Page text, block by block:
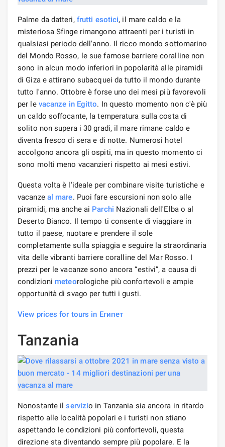
Palme da datteri, frutti esotici, il mare caldo e la
misteriosa Sfinge rimangono attraenti per i turisti in
qualsiasi periodo dell'anno. Il ricco mondo sottomarino
del Mondo Rosso, le sue famose barriere coralline non
sono in alcun modo inferiori in popolarità alle piramidi
di Giza e attirano subacquei da tutto il mondo durante
tutto l'anno. Ottobre è forse uno dei mesi più favorevoli
per le vacanze in Egitto. In questo momento non c'è più
un caldo soffocante, la temperatura sulla costa di
solito non supera i 30 gradi, il mare rimane caldo e
diventa fresco di sera e di notte. Numerosi hotel
accolgono ancora gli ospiti, ma in questo momento ci
sono molti meno vacanzieri rispetto ai mesi estivi.
Questa volta è l'ideale per combinare visite turistiche e
vacanze al mare. Puoi fare escursioni non solo alle
piramidi, ma anche ai Parchi Nazionali dell'Elba o al
Deserto Bianco. Il tempo ti consente di viaggiare in
tutto il paese, nuotare e prendere il sole
completamente sulla spiaggia e seguire la straordinaria
vita delle vibranti barriere coralline del Mar Rosso. I
prezzi per le vacanze sono ancora “estivi”, a causa di
condizioni meteorologiche più confortevoli e ampie
opportunità di svago per tutti i gusti.
View prices for tours in Египет
Tanzania
Nonostante ilservizio in Tanzania sia ancora in ritardo
rispetto alle località popolari e i turisti non stiano
aspettando le condizioni più confortevoli, questa
direzione sta diventando sempre più popolare. E la